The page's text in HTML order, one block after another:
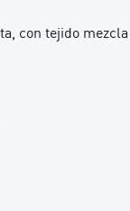
con tejido mezcla